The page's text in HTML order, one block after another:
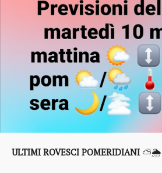
ULTIMI ROVESCI POMERIDIANI ⛅🌦️